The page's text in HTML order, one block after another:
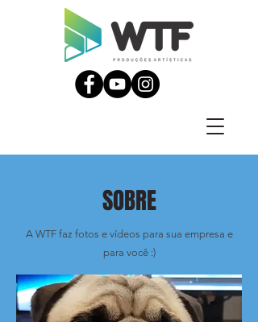
SOBRE
A WTF faz fotos e vídeos para sua empresa e
para você :)